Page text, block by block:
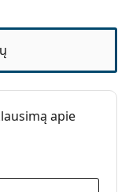
apie